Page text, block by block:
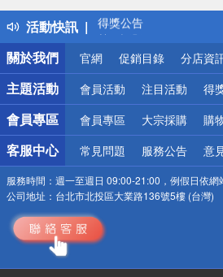
活動快訊
得獎公告
熱門話題
銀行優惠
偏遠地區配送
詐騙網頁！請小心！
關於我們
官網 促銷目錄 分店資
主題活動 會員活動 注目活動 得
會員專區 會員專區 大宗採購 購
客服中心 常見問題 服務公告 意
服務時間： 週一至週日 09:00-21:00，例假日依網
公司地址： 台北市北投區大業路136號5樓 (台灣)